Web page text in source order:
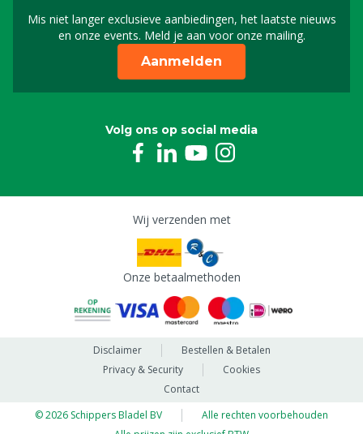
Mis niet langer exclusieve aanbiedingen, het laatste nieuws
en onze events. Meld je aan voor onze mailing.
Schrijf je in voor onze
Aanmelden
Volg ons op social media
Wij verzenden met
Onze betaalmethoden
Disclaimer
Bestellen & Betalen
Privacy & Security
Cookies
Contact
© 2026 Schippers Bladel BV
Alle rechten voorbehouden